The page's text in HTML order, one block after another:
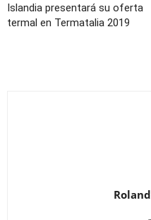
Islandia presentará su oferta
termal en Termatalia 2019